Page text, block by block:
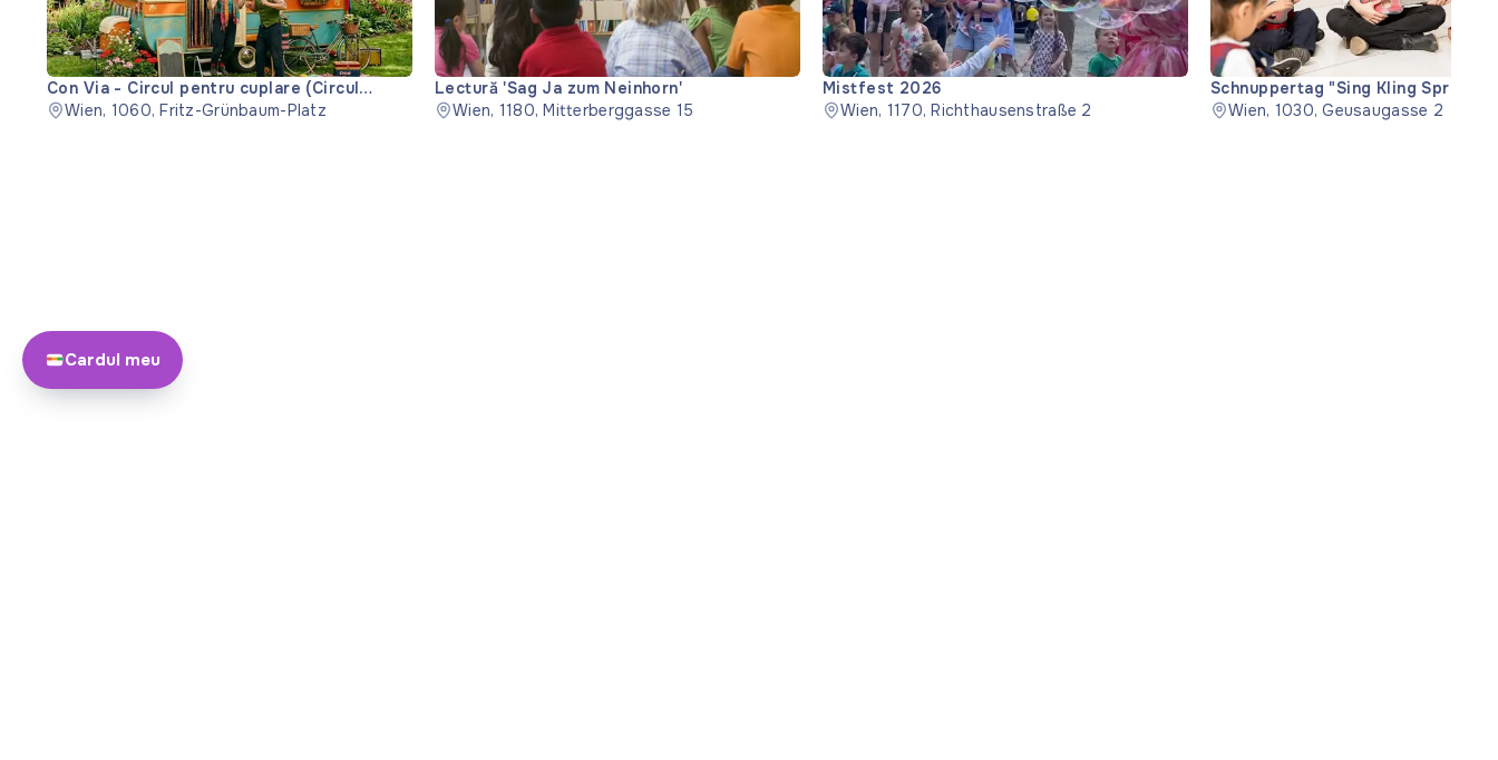
Con Via - Circul pentru cuplare (Circul
pentru cuplare)
Wien, 1060, Fritz-Grünbaum-Platz
Lectură 'Sag Ja zum Neinhorn'
Wien, 1180, Mitterberggasse 15
Mistfest 2026
Wien, 1170, Richthausenstraße 2
Schnuppertag "Sing Kling Spring"
probă)
Wien, 1030, Geusaugasse 2
Cardul meu